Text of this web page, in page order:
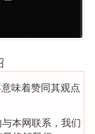
味着赞同其观点
本网联系，我们